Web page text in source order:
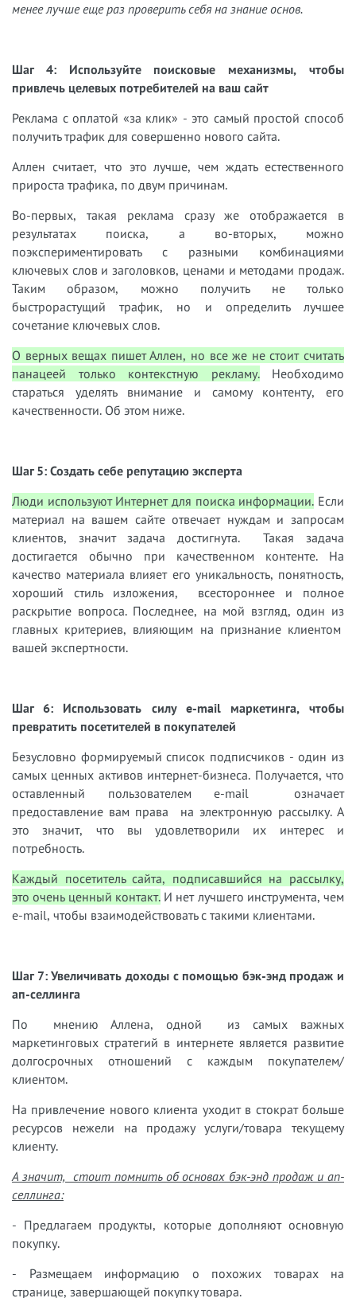
менее лучше еще раз проверить себя на знание основ.
Шаг 4: Используйте поисковые механизмы, чтобы
привлечь целевых потребителей на ваш сайт
Реклама с оплатой «за клик» - это самый простой способ
получить трафик для совершенно нового сайта.
Аллен считает, что это лучше, чем ждать естественного
прироста трафика, по двум причинам.
Во-первых, такая реклама сразу же отображается в
результатах поиска, а во-вторых, можно
поэкспериментировать с разными комбинациями
ключевых слов и заголовков, ценами и методами продаж.
Таким образом, можно получить не только
быстрорастущий трафик, но и определить лучшее
сочетание ключевых слов.
О верных вещах пишет Аллен, но все же не стоит считать
панацеей только контекстную рекламу.Необходимо
стараться уделять внимание и самому контенту, его
качественности. Об этом ниже.
Шаг 5: Создать себе репутацию эксперта
Люди используют Интернет для поиска информации. Если
материал на вашем сайте отвечает нуждам и запросам
клиентов, значит задача достигнута. Такая задача
достигается обычно при качественном контенте. На
качество материала влияет его уникальность, понятность,
хороший стиль изложения, всестороннее и полное
раскрытие вопроса. Последнее, на мой взгляд, один из
главных критериев, влияющим на признание клиентом
вашей экспертности.
Шаг 6: Использовать силу e-mailмаркетинга, чтобы
превратить посетителей в покупателей
Безусловно формируемый список подписчиков - один из
самых ценных активов интернет-бизнеса. Получается, что
оставленный пользователем e-mail означает
предоставление вам права на электронную рассылку. А
это значит, что вы удовлетворили их интерес и
потребность.
Каждый посетитель сайта, подписавшийся на рассылку,
это очень ценный контакт.И нет лучшего инструмента, чем
e-mail, чтобы взаимодействовать с такими клиентами.
Шаг 7: Увеличивать доходы с помощью бэк-энд продаж и
ап-селлинга
По мнению Аллена, одной из самых важных
маркетинговых стратегий в интернете является развитие
долгосрочных отношений с каждым покупателем/
клиентом.
На привлечение нового клиента уходит в стократ больше
ресурсов нежели на продажу услуги/товара текущему
клиенту.
А значит, стоит помнить об основах бэк-энд продаж и ап-
селлинга:
- Предлагаем продукты, которые дополняют основную
покупку.
- Размещаем информацию о похожих товарах на
странице, завершающей покупку товара.